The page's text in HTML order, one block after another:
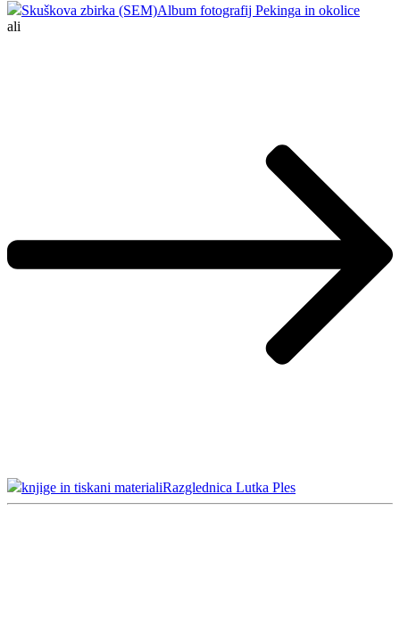
Skuškova zbirka (SEM)Album fotografij Pekinga in okolice
ali
knjige in tiskani materialiRazglednica Lutka Ples